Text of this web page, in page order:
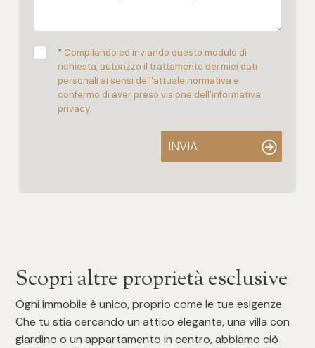
* Compilando ed inviando questo modulo di
richiesta, autorizzo il trattamento dei miei dati
personali ai sensi dell'attuale normativa e
confermo di aver preso visione dell'informativa
privacy.
INVIA
Scopri altre proprietà esclusive
Ogni immobile è unico, proprio come le tue esigenze.
Che tu stia cercando un attico elegante, una villa con
giardino o un appartamento in centro, abbiamo ciò